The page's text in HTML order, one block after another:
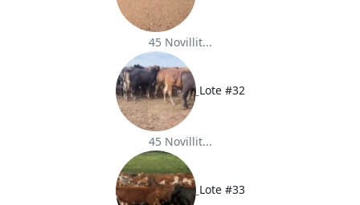
45 Novillit...
Lote #32
45 Novillit...
Lote #33